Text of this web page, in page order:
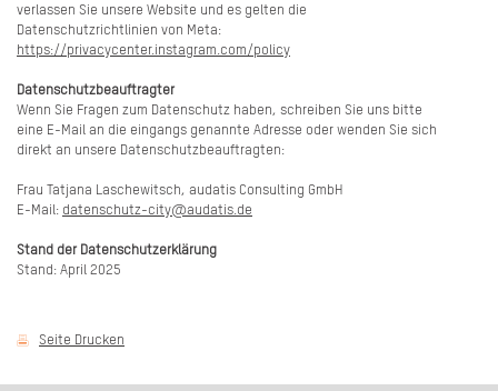
verlassen Sie unsere Website und es gelten die
Datenschutzrichtlinien von Meta:
https://privacycenter.instagram.com/policy
Datenschutzbeauftragter
Wenn Sie Fragen zum Datenschutz haben, schreiben Sie uns bitte
eine E-Mail an die eingangs genannte Adresse oder wenden Sie sich
direkt an unsere Datenschutzbeauftragten:
Frau Tatjana Laschewitsch, audatis Consulting GmbH
E-Mail: datenschutz-city@audatis.de
Stand der Datenschutzerklärung
Stand: April 2025
Seite Drucken